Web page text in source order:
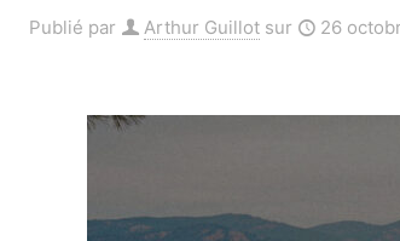
Publié par Arthur Guillot sur 26